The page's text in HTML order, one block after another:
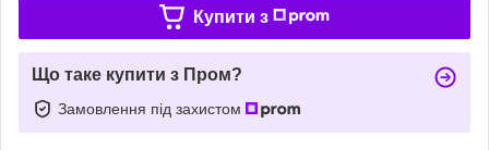
Купити з
Що таке купити з Пром?
Замовлення під захистом